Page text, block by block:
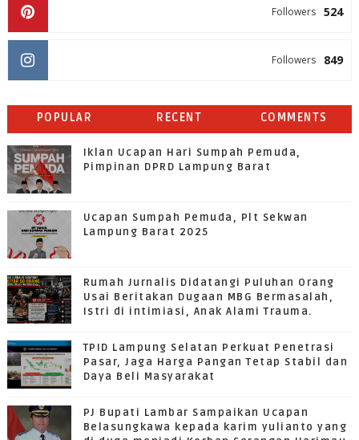
524
Followers
849
Followers
POPULAR RECENT COMMENTS
Iklan Ucapan Hari Sumpah Pemuda,
Pimpinan DPRD Lampung Barat
Ucapan Sumpah Pemuda, Plt Sekwan
Lampung Barat 2025
Rumah Jurnalis Didatangi Puluhan Orang
Usai Beritakan Dugaan MBG Bermasalah,
Istri di intimiasi, Anak Alami Trauma.
TPID Lampung Selatan Perkuat Penetrasi
Pasar, Jaga Harga Pangan Tetap Stabil dan
Daya Beli Masyarakat
PJ Bupati Lambar Sampaikan Ucapan
Belasungkawa kepada karim yulianto yang